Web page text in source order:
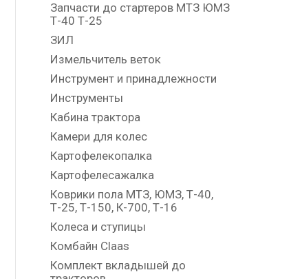
Запчасти до стартеров МТЗ ЮМЗ
Т-40 Т-25
ЗИЛ
Измельчитель веток
Инструмент и принадлежности
Инструменты
Кабина трактора
Камери для колес
Картофелекопалка
Картофелесажалка
Коврики пола МТЗ, ЮМЗ, Т-40,
Т-25, Т-150, К-700, Т-16
Колеса и ступицы
Комбайн Claas
Комплект вкладышей до